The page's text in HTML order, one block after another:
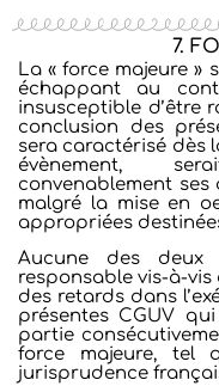
7.
La « force majeure »
échappant au
insusceptible d’être
conclusion des
sera caractérisé dès
évènement,
convenablement
malgré la mise en
appropriées
Aucune des
responsable vis-à-vis
des retards dans
présentes CGUV
partie
force majeure, tel
jurisprudence